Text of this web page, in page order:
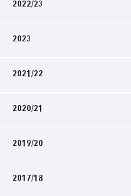
2022/23
2023
2021/22
2020/21
2019/20
2017/18